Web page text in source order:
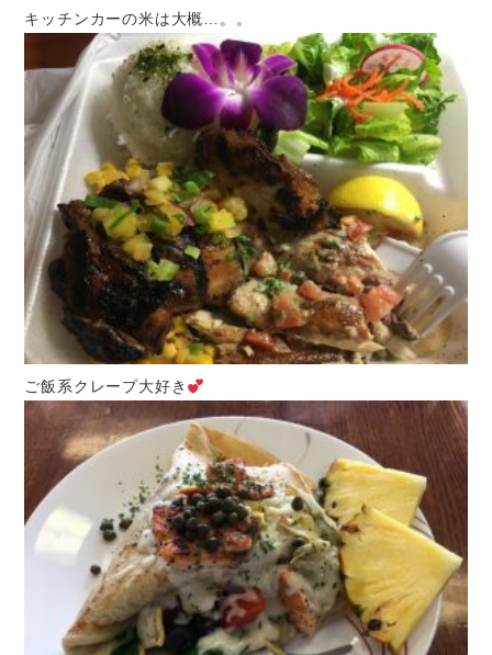
キッチンカーの米は大概…。。
ご飯系クレープ大好き